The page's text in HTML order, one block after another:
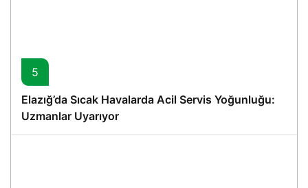
5
Elazığ’da Sıcak Havalarda Acil Servis Yoğunluğu:
Uzmanlar Uyarıyor